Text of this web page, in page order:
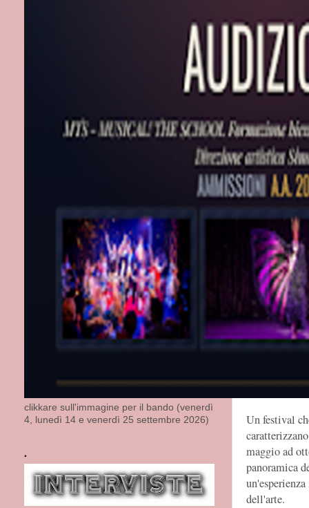
Tenco con
pubblico una
Il festival si
la frontiera
innovative e
musica jazz
fonde con le
tecnologie
Il 16 agosto
porta il suo
ambientali e
suggestive.
Valdese di
Dazzi per
Aurea
Sabato 28
su temi che
Un festival
maggio ad
panoramica
dell'arte.
clikkare sull'immagine per il bando (venerdì
4, lunedì 14 e venerdì 25 settembre 2026)
.